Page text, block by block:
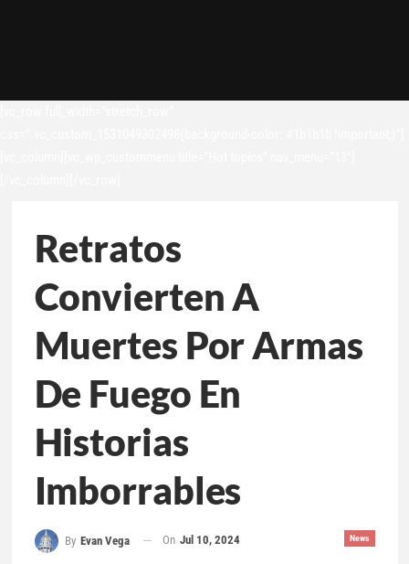
Retratos
Convierten A
Muertes Por Armas
De Fuego En
Historias
Imborrables
News
By Evan Vega On Jul 10, 2024